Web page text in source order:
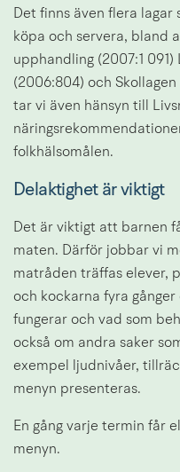
Det finns även flera lagar
köpa och servera, bland
upphandling (2007:1 091)
(2006:804) och
tar vi även hänsyn till
folkhälsomålen.
Delaktighet är viktigt
Det är viktigt att barnen
maten. Därför jobbar vi
matråden träffas elever,
och kockarna fyra
fungerar och vad som
också om andra saker
exempel ljudnivåer,
menyn presenteras.
En gång varje termin får
menyn.